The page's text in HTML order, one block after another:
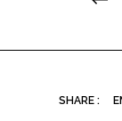
SHARE :